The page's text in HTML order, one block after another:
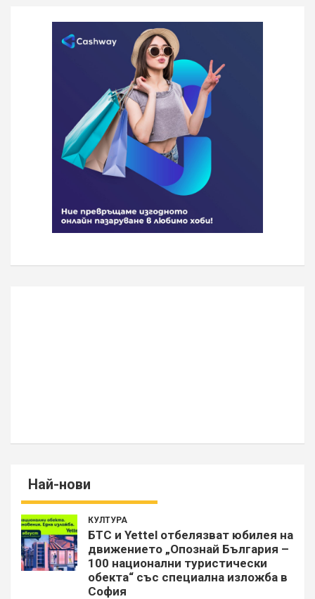
Най-нови
КУЛТУРА
БТС и Yettel отбелязват юбилея на
движението „Опознай България –
100 национални туристически
обекта“ със специална изложба в
София